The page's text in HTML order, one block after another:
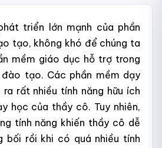
triển lớn mạnh của phần
tạo, không khó để chúng ta
mềm giáo dục hỗ trợ trong
tạo. Các phần mềm dạy
rất nhiều tính năng hữu ích
học của thầy cô. Tuy nhiên,
tính năng khiến thầy cô dễ
bối rồi khi có quá nhiều tính